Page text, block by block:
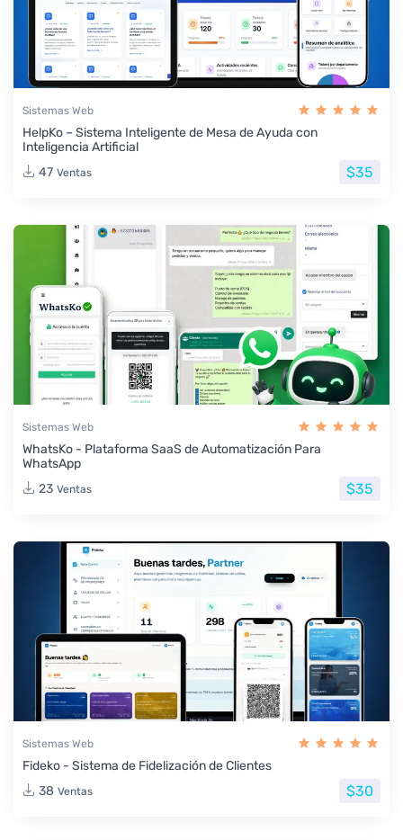
Sistemas Web
HelpKo – Sistema Inteligente de Mesa de Ayuda con
Inteligencia Artificial
47 Ventas $35
Sistemas Web
WhatsKo - Plataforma SaaS de Automatización Para
WhatsApp
23 Ventas $35
Sistemas Web
Fideko - Sistema de Fidelización de Clientes
38 Ventas $30